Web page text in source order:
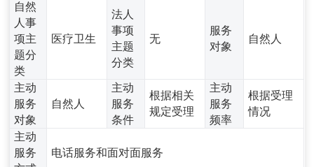
自然
人事
项主
题分
类
医疗卫生
法人
事项
主题
分类
无
服务
对象
自然人
主动
服务
对象
自然人
主动
服务
条件
根据相关
规定受理
主动
服务
频率
根据受理
情况
主动
服务
电话服务和面对面服务